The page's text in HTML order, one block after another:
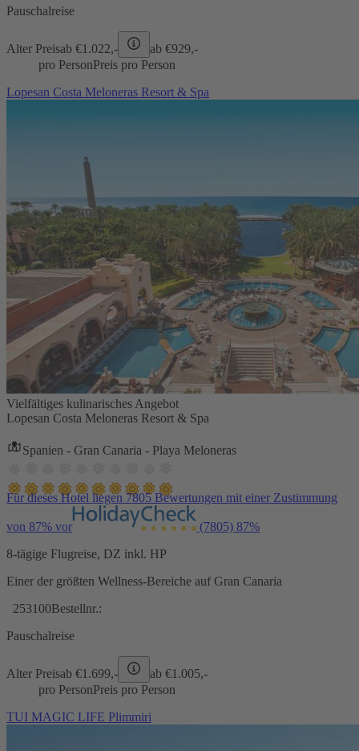
Pauschalreise
Alter Preisab €1.022,- ab €929,-
pro PersonPreis pro Person
Lopesan Costa Meloneras Resort & Spa
Vielfältiges kulinarisches Angebot
Lopesan Costa Meloneras Resort & Spa
Spanien - Gran Canaria - Playa Meloneras
Für dieses Hotel liegen 7805 Bewertungen mit einer Zustimmung
von 87% vor (7805) 87%
8-tägige Flugreise, DZ inkl. HP
Einer der größten Wellness-Bereiche auf Gran Canaria
253100Bestellnr.:
Pauschalreise
Alter Preisab €1.699,- ab €1.005,-
pro PersonPreis pro Person
TUI MAGIC LIFE Plimmiri